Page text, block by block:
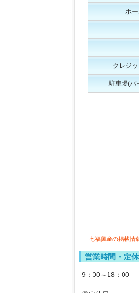
ホ
クレジ
駐車場(パ
七福興産の掲載情
営業時間・定休
9：00～18：00